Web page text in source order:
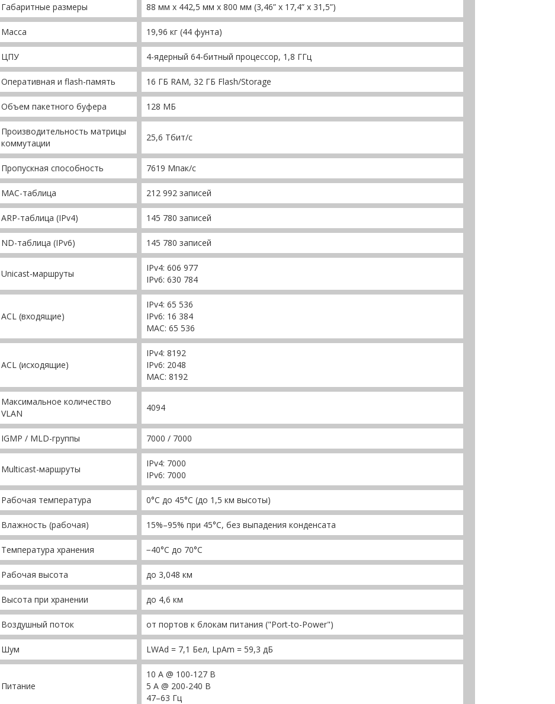
Габаритные размеры 88 мм x 442,5 мм x 800 мм (3,46” x 17,4” x 31,5”)
Масса 19,96 кг (44 фунта)
ЦПУ 4-ядерный 64-битный процессор, 1,8 ГГц
Оперативная и flash-память 16 ГБ RAM, 32 ГБ Flash/Storage
Объем пакетного буфера 128 МБ
Производительность матрицы
коммутации
25,6 Тбит/с
Пропускная способность 7619 Мпак/с
MAC-таблица 212 992 записей
ARP-таблица (IPv4) 145 780 записей
ND-таблица (IPv6) 145 780 записей
Unicast-маршруты
IPv4: 606 977
IPv6: 630 784
ACL (входящие)
IPv4: 65 536
IPv6: 16 384
MAC: 65 536
ACL (исходящие)
IPv4: 8192
IPv6: 2048
MAC: 8192
Максимальное количество
VLAN
4094
IGMP / MLD-группы 7000 / 7000
Multicast-маршруты
IPv4: 7000
IPv6: 7000
Рабочая температура 0°C до 45°C (до 1,5 км высоты)
Влажность (рабочая) 15%–95% при 45°C, без выпадения конденсата
Температура хранения −40°C до 70°C
Рабочая высота до 3,048 км
Высота при хранении до 4,6 км
Воздушный поток от портов к блокам питания ("Port-to-Power")
Шум LWAd = 7,1 Бел, LpAm = 59,3 дБ
Питание
10 A @ 100-127 В
5 A @ 200-240 В
47–63 Гц